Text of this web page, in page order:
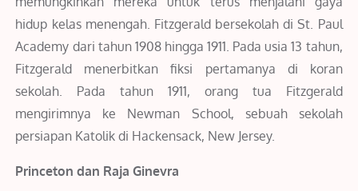
hidup kelas menengah. Fitzgerald bersekolah di St. Paul
Academy dari tahun 1908 hingga 1911. Pada usia 13 tahun,
Fitzgerald menerbitkan fiksi pertamanya di koran
sekolah. Pada tahun 1911, orang tua Fitzgerald
mengirimnya ke Newman School, sebuah sekolah
persiapan Katolik di Hackensack, New Jersey.
Princeton dan Raja Ginevra